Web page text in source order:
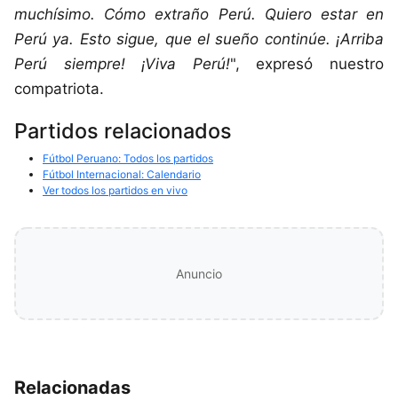
muchísimo. Cómo extraño Perú. Quiero estar en
Perú ya. Esto sigue, que el sueño continúe. ¡Arriba
Perú siempre! ¡Viva Perú!", expresó nuestro
compatriota.
Partidos relacionados
Fútbol Peruano: Todos los partidos
Fútbol Internacional: Calendario
Ver todos los partidos en vivo
Anuncio
Relacionadas